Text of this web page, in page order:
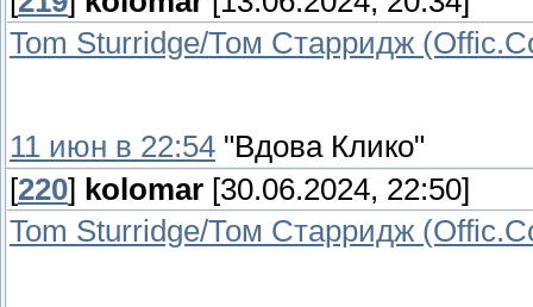
Tom Sturridge/Том Старридж
11 июн в 22:54 "Вдова Клико"
[220] kolomar [30.06.2024, 22:50]
Tom Sturridge/Том Старридж